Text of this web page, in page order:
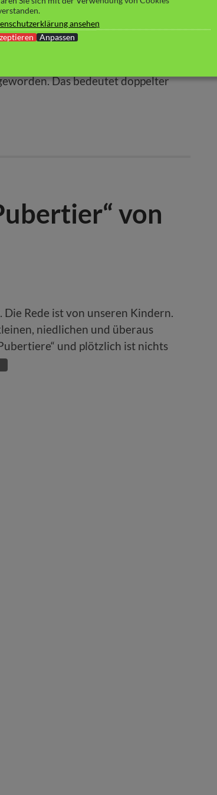
ist einige Zeit vergangen.
Pubertät, sondern auch sein Sohn
Das bedeutet doppelter
von
Rede ist von unseren Kindern.
niedlichen und überaus
und plötzlich ist nichts
ansehen
Anpassen